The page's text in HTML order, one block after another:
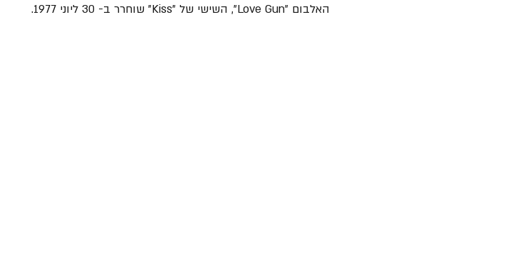
האלבום "Love Gun", השישי של "Kiss" שוחרר ב- 30 ליוני 1977.